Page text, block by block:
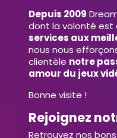
Depuis 2009
dont la volonté est
services aux
nous nous
clientèle notre
amour du jeux
Bonne visite !
Rejoignez
Retrouvez nos